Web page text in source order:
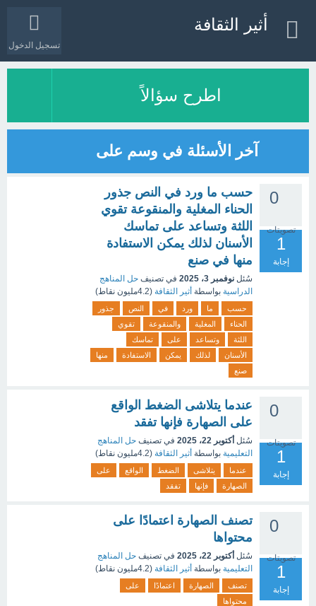
تسجيل الدخول
أثير الثقافة
اطرح سؤالاً
آخر الأسئلة في وسم على
0
تصويتات
1
إجابة
حسب ما ورد في النص جذور
الحناء المغلية والمنقوعة تقوي
اللثة وتساعد على تماسك
الأسنان لذلك يمكن الاستفادة
منها في صنع
سُئل نوفمبر 3، 2025 في تصنيف حل المناهج
الدراسية بواسطة أثير الثقافة (4.2مليون نقاط)
حسب ما ورد في النص
جذور
الحناء
المغلية والمنقوعة
تقوي
اللثة
وتساعد على
تماسك
الأسنان
لذلك يمكن الاستفادة
منها
صنع
0
تصويتات
1
إجابة
عندما يتلاشى الضغط الواقع
على الصهارة فإنها تفقد
سُئل أكتوبر 22، 2025 في تصنيف حل المناهج
التعليمية بواسطة أثير الثقافة (4.2مليون نقاط)
عندما يتلاشى الضغط الواقع
على
الصهارة
فإنها تفقد
0
تصويتات
1
إجابة
تصنف الصهارة اعتمادًا على
محتواها
سُئل أكتوبر 22، 2025 في تصنيف حل المناهج
التعليمية بواسطة أثير الثقافة (4.2مليون نقاط)
تصنف الصهارة اعتمادًا
على
محتواها